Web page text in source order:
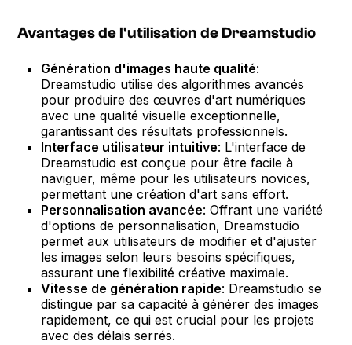
Avantages de l'utilisation de Dreamstudio
Génération d'images haute qualité:
Dreamstudio utilise des algorithmes avancés
pour produire des œuvres d'art numériques
avec une qualité visuelle exceptionnelle,
garantissant des résultats professionnels.
Interface utilisateur intuitive: L'interface de
Dreamstudio est conçue pour être facile à
naviguer, même pour les utilisateurs novices,
permettant une création d'art sans effort.
Personnalisation avancée: Offrant une variété
d'options de personnalisation, Dreamstudio
permet aux utilisateurs de modifier et d'ajuster
les images selon leurs besoins spécifiques,
assurant une flexibilité créative maximale.
Vitesse de génération rapide: Dreamstudio se
distingue par sa capacité à générer des images
rapidement, ce qui est crucial pour les projets
avec des délais serrés.